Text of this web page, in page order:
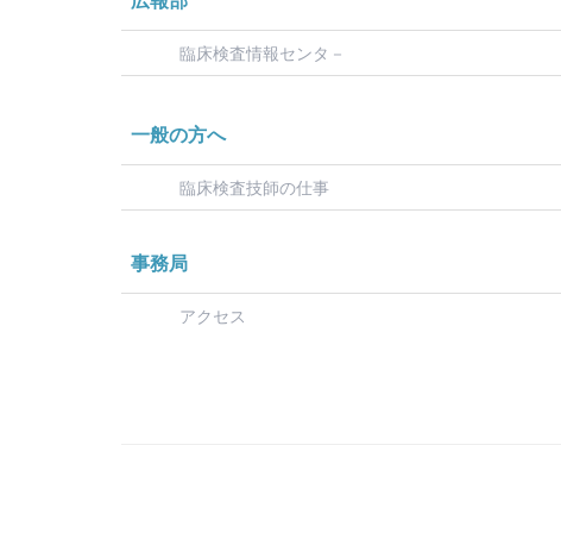
臨床検査情報センタ－
一般の方へ
臨床検査技師の仕事
事務局
アクセス